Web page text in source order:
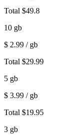
Total $49.8
10 gb
$ 2.99 / gb
Total $29.99
5 gb
$ 3.99 / gb
Total $19.95
3 gb